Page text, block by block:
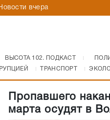
вчера
ВЫСОТА 102. ПОДКАСТ
ТРАНСПОРТ
Пропавшего
марта осудят в